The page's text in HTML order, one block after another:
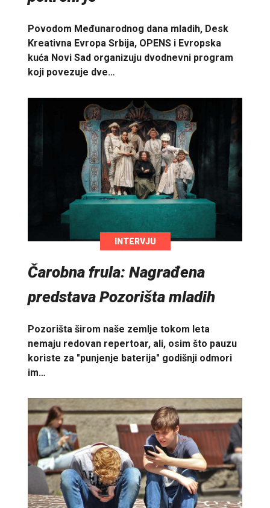
Povodom Međunarodnog dana mladih, Desk
Kreativna Evropa Srbija, OPENS i Evropska
kuća Novi Sad organizuju dvodnevni program
koji povezuje dve…
INTERVJU
Čarobna frula: Nagrađena
predstava Pozorišta mladih
Pozorišta širom naše zemlje tokom leta
nemaju redovan repertoar, ali, osim što pauzu
koriste za "punjenje baterija" godišnji odmori
im…